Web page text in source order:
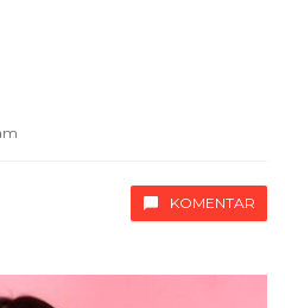
KOMENTAR